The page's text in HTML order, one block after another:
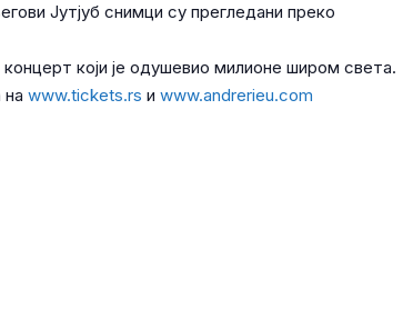
Јутјуб снимци су прегледани преко
који је одушевио милионе широм света.
на www.tickets.rs и www.andrerieu.com